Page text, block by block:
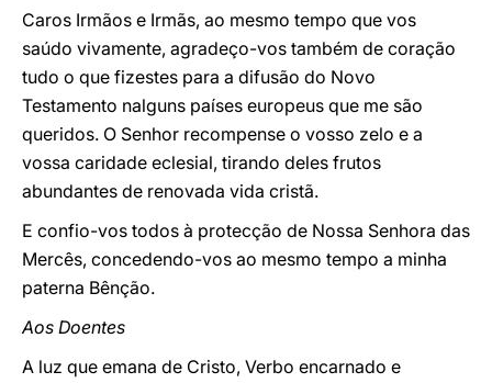
Caros Irmãos e Irmãs, ao mesmo tempo que vos
saúdo vivamente, agradeço-vos também de coração
tudo o que fizestes para a difusão do Novo
Testamento nalguns países europeus que me são
queridos. O Senhor recompense o vosso zelo e a
vossa caridade eclesial, tirando deles frutos
abundantes de renovada vida cristã.
E confio-vos todos à protecção de Nossa Senhora das
Mercês, concedendo-vos ao mesmo tempo a minha
paterna Bênção.
Aos Doentes
A luz que emana de Cristo, Verbo encarnado e